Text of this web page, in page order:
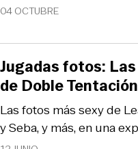
04 OCTUBRE
Las fotos más sexy de
y Seba, y más, en una
Jugadas fotos:
de Doble Tentación